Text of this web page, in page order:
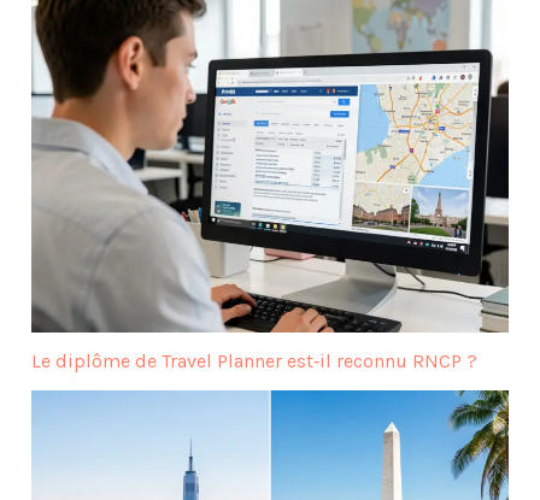
Le diplôme de Travel Planner est‑il reconnu RNCP ?